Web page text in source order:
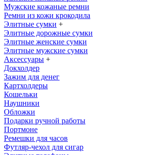
Мужские кожаные ремни
Ремни из кожи крокодила
Элитные сумки +
Элитные дорожные сумки
Элитные женские сумки
Элитные мужские сумки
Аксессуары +
Докхолдер
Зажим для денег
Картхолдеры
Кошельки
Наушники
Обложки
Подарки ручной работы
Портмоне
Ремешки для часов
Футляр-чехол для сигар